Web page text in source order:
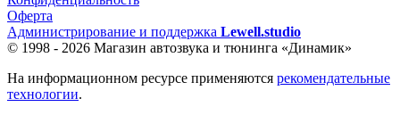
Оферта
Администрирование и поддержка Lewell.studio
© 1998 - 2026 Магазин автозвука и тюнинга «Динамик»
На информационном ресурсе применяются рекомендательные
технологии.